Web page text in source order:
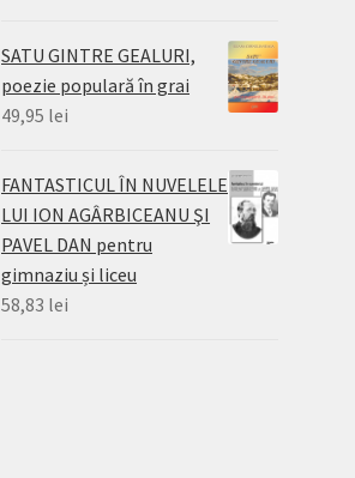
SATU GINTRE GEALURI,
poezie populară în grai
49,95 lei
FANTASTICUL ÎN NUVELELE
LUI ION AGÂRBICEANU ŞI
PAVEL DAN pentru
gimnaziu și liceu
58,83 lei